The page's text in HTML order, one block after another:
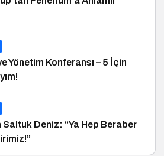
Yönetim Konferansı – 5 İçin
Saltuk Deniz: “Ya Hep Beraber